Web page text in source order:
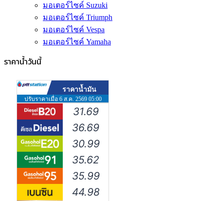
มอเตอร์ไซค์ Suzuki
มอเตอร์ไซค์ Triumph
มอเตอร์ไซค์ Vespa
มอเตอร์ไซค์ Yamaha
ราคาน้ำวันนี้